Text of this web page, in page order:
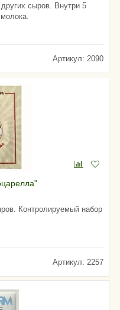
сыров. Внутри 5
Артикул: 2090
Контролируемый набор
Артикул: 2257